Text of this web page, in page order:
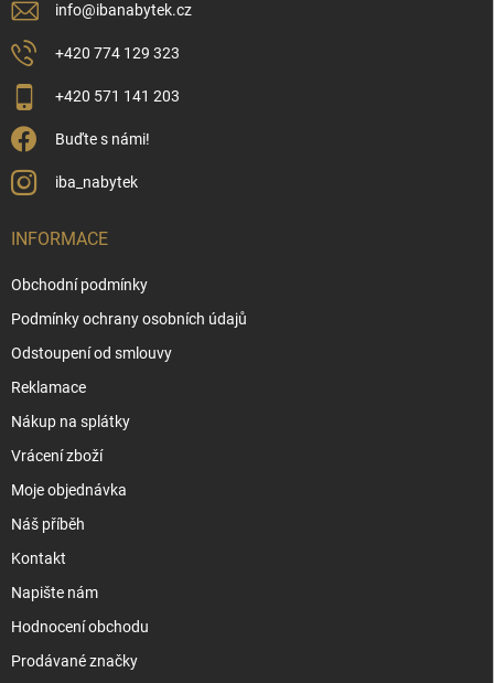
info@ibanabytek.cz
+420 774 129 323
+420 571 141 203
Buďte s námi!
iba_nabytek
INFORMACE
Obchodní podmínky
Podmínky ochrany osobních údajů
Odstoupení od smlouvy
Reklamace
Nákup na splátky
Vrácení zboží
Moje objednávka
Náš příběh
Kontakt
Napište nám
Hodnocení obchodu
Prodávané značky